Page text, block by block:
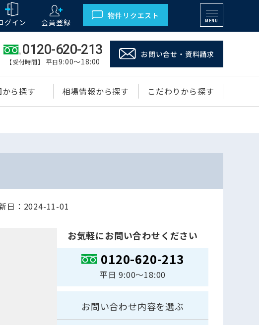
グイン 会員登録
物件リクエスト
MENU
0120-620-213
【受付時間】 平日9:00～18:00
お問い合せ・資料請求
ら探す 相場情報から探す こだわりから探す
日：2024-11-01
お気軽にお問い合わせください
0120-620-213
平日 9:00〜18:00
お問い合わせ内容を選ぶ